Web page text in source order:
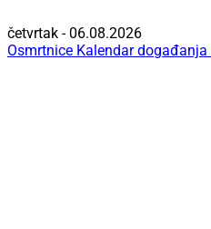
četvrtak - 06.08.2026
Osmrtnice Kalendar događanja